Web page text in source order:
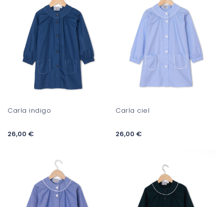
Carla indigo
26,00 €
Carla ciel
26,00 €